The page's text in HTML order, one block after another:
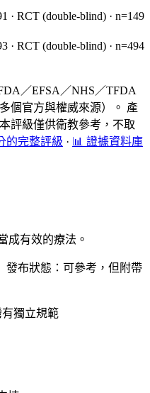
· RCT (double-blind) · n=149
· RCT (double-blind) · n=494
／EFSA／NHS／TFDA
個官方與權威來源）。 產
評級僅供衛教參考，不取
的完整評級 · 📊 證據資料庫
成有效的療法。
布狀態：可參考，但附帶
獨立規範